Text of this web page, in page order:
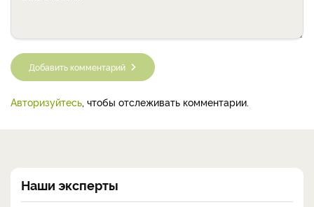
Добавить комментарий
Авторизуйтесь, чтобы отслеживать комментарии.
Наши эксперты